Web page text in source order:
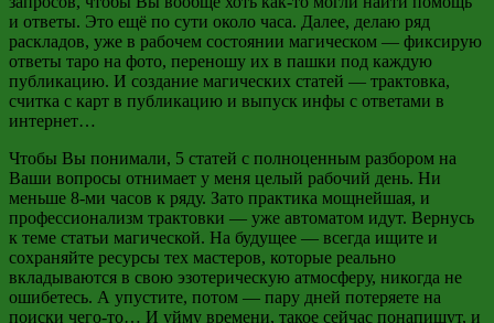
и ответы. Это ещё по сути около часа. Далее, делаю ряд
раскладов, уже в рабочем состоянии магическом — фиксирую
ответы таро на фото, переношу их в пашки под каждую
публикацию. И создание магических статей — трактовка,
считка с карт в публикацию и выпуск инфы с ответами в
интернет…
Чтобы Вы понимали, 5 статей с полноценным разбором на
Ваши вопросы отнимает у меня целый рабочий день. Ни
меньше 8-ми часов к ряду. Зато практика мощнейшая, и
профессионализм трактовки — уже автоматом идут. Вернусь
к теме статьи магической. На будущее — всегда ищите и
сохраняйте ресурсы тех мастеров, которые реально
вкладываются в свою эзотерическую атмосферу, никогда не
ошибетесь. А упустите, потом — пару дней потеряете на
поиски чего-то… И уйму времени, такое сейчас понапишут, и